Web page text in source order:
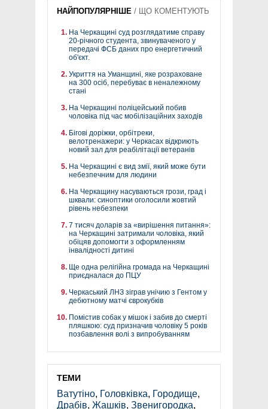
НАЙПОПУЛЯРНІШЕ / ЩО КОМЕНТУЮТЬ
На Черкащині суд розглядатиме справу
20-річного студента, звинуваченого у
передачі ФСБ даних про енергетичний
об'єкт.
Укриття на Уманщині, яке розраховане
на 300 осіб, перебуває в неналежному
стані
На Черкащині поліцейський побив
чоловіка під час мобілізаційних заходів
Бігові доріжки, орбітреки,
велотренажери: у Черкасах відкриють
новий зал для реабілітації ветеранів
На Черкащині є вид змії, який може бути
небезпечним для людини
На Черкащину насуваються грози, град і
шквали: синоптики оголосили жовтий
рівень небезпеки
7 тисяч доларів за «вирішення питання»:
на Черкащині затримали чоловіка, який
обіцяв допомогти з оформленням
інвалідності дитині
Ще одна релігійна громада на Черкащині
приєдналася до ПЦУ
Черкаський ЛНЗ зіграв унічию з Гентом у
дебютному матчі єврокубків
Помістив собак у мішок і забив до смерті
пляшкою: суд призначив чоловіку 5 років
позбавлення волі з випробуванням
ТЕМИ
Ватутіно, Головківка, Городище,
Драбів, Жашків, Звенигородка,